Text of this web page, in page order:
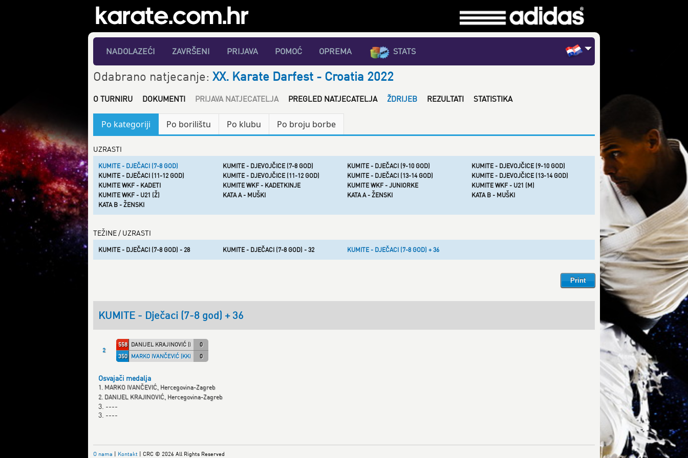
NADOLAZEĆI ZAVRŠENI PRIJAVA POMOĆ OPREMA STATS
Odabrano natjecanje: XX. Karate Darfest - Croatia 2022
O TURNIRU DOKUMENTI PRIJAVA NATJECATELJA PREGLED NATJECATELJA ŽDRIJEB REZULTATI STATISTIKA
Po kategoriji Po borilištu Po klubu Po broju borbe
UZRASTI
KUMITE - DJEČACI (7-8 GOD) KUMITE - DJEVOJČICE (7-8 GOD) KUMITE - DJEČACI (9-10 GOD)
KUMITE - DJEVOJČICE (9-10 GOD)
KUMITE - DJEČACI (11-12 GOD)
KUMITE - DJEVOJČICE (11-12 GOD) KUMITE - DJEČACI (13-14 GOD)
KUMITE - DJEVOJČICE (13-14 GOD)
KUMITE WKF - KADETI
KUMITE WKF - KADETKINJE KUMITE WKF - JUNIORKE
KUMITE WKF - U21 (M)
KUMITE WKF - U21 (Ž)
KATA A - MUŠKI KATA A - ŽENSKI
KATA B - MUŠKI
KATA B - ŽENSKI
TEŽINE / UZRASTI
KUMITE - DJEČACI (7-8 GOD) - 28 KUMITE - DJEČACI (7-8 GOD) - 32 KUMITE - DJEČACI (7-8 GOD) + 36
KUMITE - Dječaci (7-8 god) + 36
2
558 0
DANIJEL KRAJINOVIĆ (KKHZG)
350
0
MARKO IVANČEVIĆ (KKHZG)
Osvajači medalja
1. MARKO IVANČEVIĆ, Hercegovina-Zagreb
2. DANIJEL KRAJINOVIĆ, Hercegovina-Zagreb
3. ----
3. ----
O nama | Kontakt | CRC © 2026 All Rights Reserved